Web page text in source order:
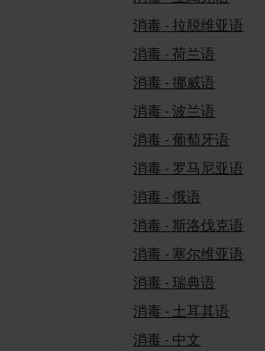
消毒 - 拉脱维亚语
消毒 - 荷兰语
消毒 - 挪威语
消毒 - 波兰语
消毒 - 葡萄牙语
消毒 - 罗马尼亚语
消毒 - 俄语
消毒 - 斯洛伐克语
消毒 - 塞尔维亚语
消毒 - 瑞典语
消毒 - 土耳其语
消毒 - 中文